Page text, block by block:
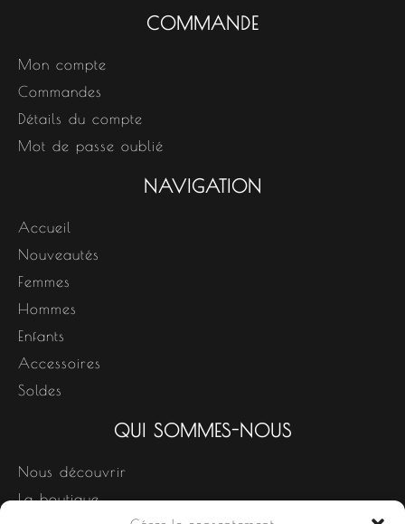
COMMANDE
Mon compte
Commandes
Détails du compte
Mot de passe oublié
NAVIGATION
Accueil
Nouveautés
Femmes
Hommes
Enfants
Accessoires
Soldes
QUI SOMMES-NOUS
Nous découvrir
La boutique